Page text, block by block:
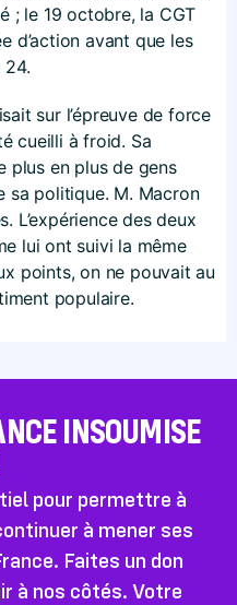
; le 19 octobre, la CGT
d’action avant que les
24.
sur l’épreuve de force
cueilli à froid. Sa
plus en plus de gens
sa politique. M. Macron
L’expérience des deux
lui ont suivi la même
points, on ne pouvait au
populaire.
INSOUMISE
pour permettre à
à mener ses
Faites un don
à nos côtés. Votre